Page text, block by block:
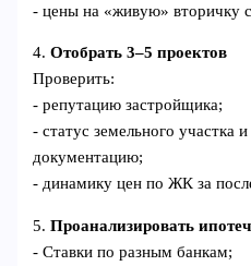
- цены на «живую» вторичку
4.Отобрать 3–5 проектов
Проверить:
- репутацию застройщика;
- статус земельного участка
документацию;
- динамику цен по ЖК за
5.Проанализировать
- Ставки по разным банкам;